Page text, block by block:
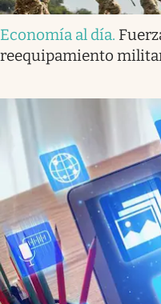
Economía al día.
reequipamiento